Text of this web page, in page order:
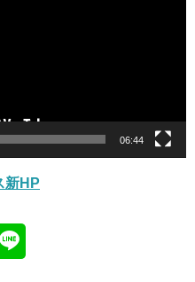
06:44
新HP